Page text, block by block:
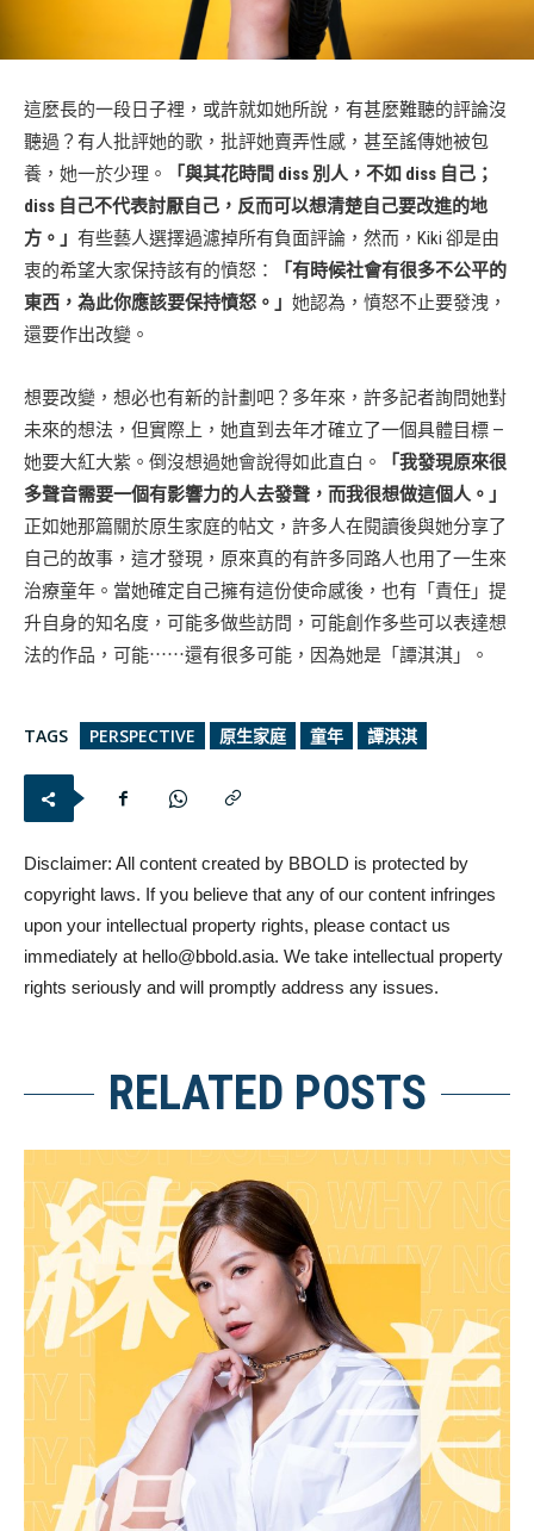
這麼長的一段日子裡，或許就如她所說，有甚麼難聽的評論沒
聽過？有人批評她的歌，批評她賣弄性感，甚至謠傳她被包
養，她一於少理。
「與其花時間 diss 別人，不如 diss 自己；
diss 自己不代表討厭自己，反而可以想清楚自己要改進的地
方。」 有些藝人選擇過濾掉所有負面評論，然而，Kiki 卻是由
衷的希望大家保持該有的憤怒：
「有時候社會有很多不公平的
東西，為此你應該要保持憤怒。」 她認為，憤怒不止要發洩，
還要作出改變。
想要改變，想必也有新的計劃吧？多年來，許多記者詢問她對
未來的想法，但實際上，她直到去年才確立了一個具體目標 —
她要大紅大紫。倒沒想過她會說得如此直白。
「我發現原來很
多聲音需要一個有影響力的人去發聲，而我很想做這個人。」
正如她那篇關於原生家庭的帖文，許多人在閱讀後與她分享了
自己的故事，這才發現，原來真的有許多同路人也用了一生來
治療童年。當她確定自己擁有這份使命感後，也有「責任」提
升自身的知名度，可能多做些訪問，可能創作多些可以表達想
法的作品，可能⋯⋯還有很多可能，因為她是「譚淇淇」。
TAGS PERSPECTIVE 原生家庭 童年 譚淇淇
Disclaimer: All content created by BBOLD is protected by
copyright laws. If you believe that any of our content infringes
upon your intellectual property rights, please contact us
immediately at hello@bbold.asia. We take intellectual property
rights seriously and will promptly address any issues.
RELATED POSTS